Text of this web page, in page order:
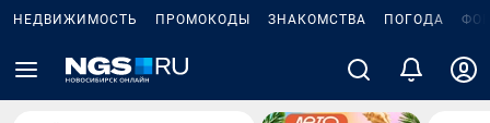
НЕДВИЖИМОСТЬ ПРОМОКОДЫ ЗНАКОМСТВА ПОГОДА